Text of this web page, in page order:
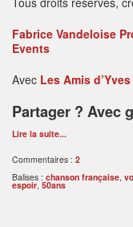
Fabrice Vandeloise
Events
Avec Les Amis
Partager ? Avec
Lire la suite...
Commentaires : 2
Balises : chanson française
espoir 50ans